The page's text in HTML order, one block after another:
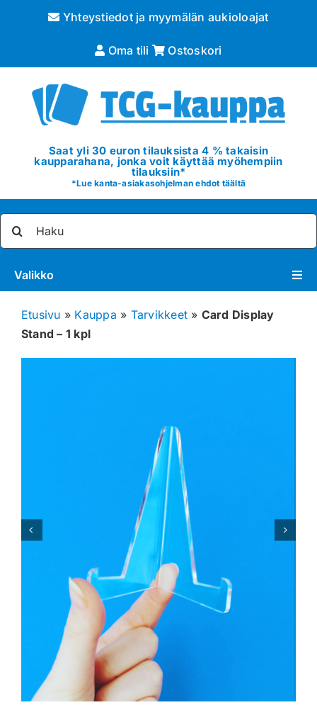
Yhteystiedot ja myymälän aukioloajat
Oma tili Ostoskori
Saat yli 30 euron tilauksista 4 % takaisin
kaupparahana, jonka voit käyttää myöhempiin
tilauksiin*
*Lue kanta-asiakasohjelman ehdot täältä
Valikko
Pokémon
Muut keräilykortit
Irtokortit
Greidauspalvelu
Etusivu » Kauppa » Tarvikkeet » Card Display
Stand – 1 kpl